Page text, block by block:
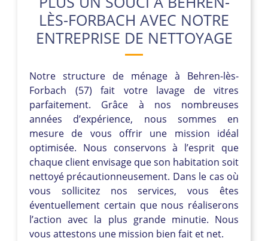
LÈS-FORBACH AVEC NOTRE
ENTREPRISE DE NETTOYAGE
Notre structure de ménage à Behren-lès-
Forbach (57) fait votre lavage de vitres
parfaitement. Grâce à nos nombreuses
années d’expérience, nous sommes en
mesure de vous offrir une mission idéal
optimisée. Nous conservons à l’esprit que
chaque client envisage que son habitation soit
nettoyé précautionneusement. Dans le cas où
vous sollicitez nos services, vous êtes
éventuellement certain que nous réaliserons
l’action avec la plus grande minutie. Nous
vous attestons une mission bien fait et net.